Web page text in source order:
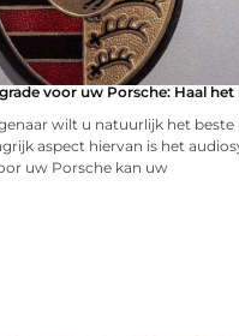
voor uw Porsche: Haal het
wilt u natuurlijk het
aspect hiervan is het
uw Porsche kan uw